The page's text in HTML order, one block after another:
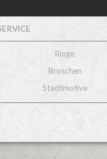
Ringe
Broschen
Stadtmotive